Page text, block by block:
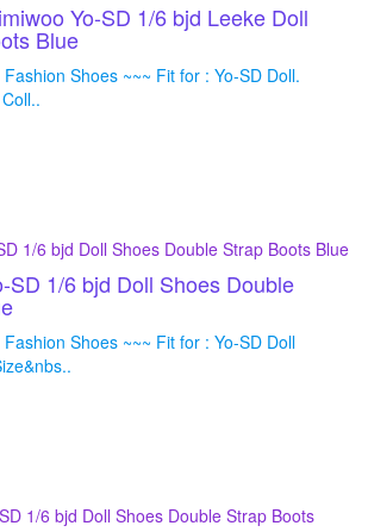
Yo-SD 1/6 bjd Leeke Doll
Blue
Shoes ~~~ Fit for : Yo-SD Doll.
SD 1/6 bjd Doll Shoes Double
Shoes ~~~ Fit for : Yo-SD Doll